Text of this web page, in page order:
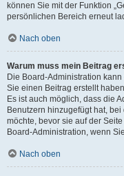
können Sie mit der Funktion
persönlichen Bereich erneut
Nach oben
Warum muss mein Beitrag
Die Board-Administration
Sie einen Beitrag erstellt
Es ist auch möglich, dass die
Benutzern hinzugefügt hat,
möchte, bevor sie auf der
Board-Administration, wenn
Nach oben